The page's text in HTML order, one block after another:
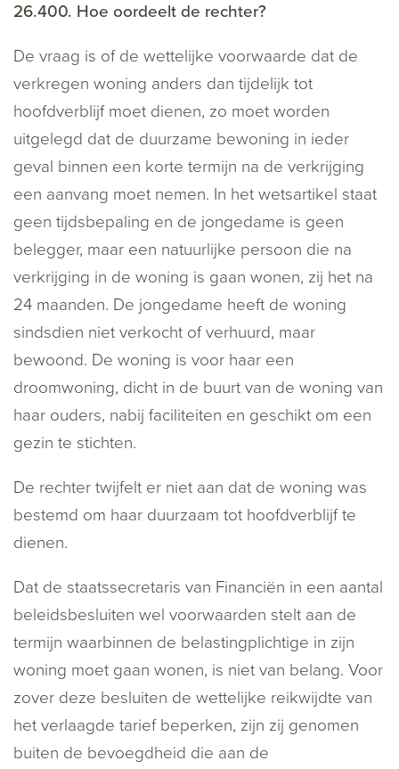
26.400. Hoe oordeelt de rechter?
De vraag is of de wettelijke voorwaarde dat de
verkregen woning anders dan tijdelijk tot
hoofdverblijf moet dienen, zo moet worden
uitgelegd dat de duurzame bewoning in ieder
geval binnen een korte termijn na de verkrijging
een aanvang moet nemen. In het wetsartikel staat
geen tijdsbepaling en de jongedame is geen
belegger, maar een natuurlijke persoon die na
verkrijging in de woning is gaan wonen, zij het na
24 maanden. De jongedame heeft de woning
sindsdien niet verkocht of verhuurd, maar
bewoond. De woning is voor haar een
droomwoning, dicht in de buurt van de woning van
haar ouders, nabij faciliteiten en geschikt om een
gezin te stichten.
De rechter twijfelt er niet aan dat de woning was
bestemd om haar duurzaam tot hoofdverblijf te
dienen.
Dat de staatssecretaris van Financiën in een aantal
beleidsbesluiten wel voorwaarden stelt aan de
termijn waarbinnen de belastingplichtige in zijn
woning moet gaan wonen, is niet van belang. Voor
zover deze besluiten de wettelijke reikwijdte van
het verlaagde tarief beperken, zijn zij genomen
buiten de bevoegdheid die aan de